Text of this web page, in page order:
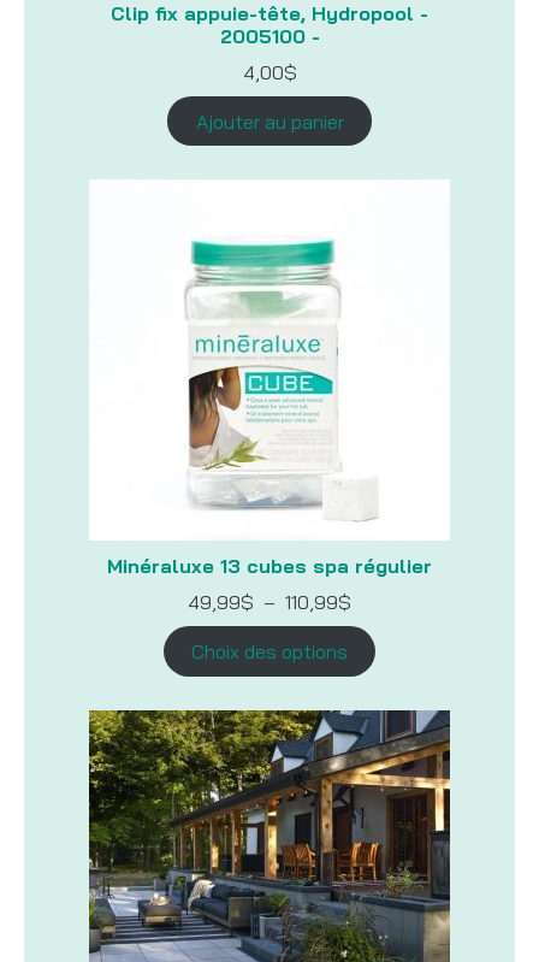
Clip fix appuie-tête, Hydropool -
2005100 -
4,00$
Ajouter au panier
Minéraluxe 13 cubes spa régulier
49,99$ – 110,99$
de
prix :
49,99$
à
Choix des options